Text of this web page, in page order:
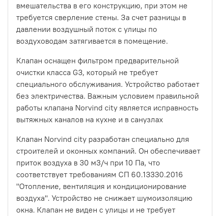
вмешательства в его конструкцию, при этом не
требуется сверление стены. За счет разницы в
давлении воздушный поток с улицы по
воздуховодам затягивается в помещение.
Клапан оснащен фильтром предварительной
очистки класса G3, который не требует
специального обслуживания. Устройство работает
без электричества. Важным условием правильной
работы клапана Norvind city является исправность
вытяжных каналов на кухне и в санузлах
Клапан Norvind сity разработан специально для
строителей и оконных компаний. Он обеспечивает
приток воздуха в 30 м3/ч при 10 Па, что
соответствует требованиям СП 60.13330.2016
"Отопление, вентиляция и кондиционирование
воздуха". Устройство не снижает шумоизоляцию
окна. Клапан не виден с улицы и не требует